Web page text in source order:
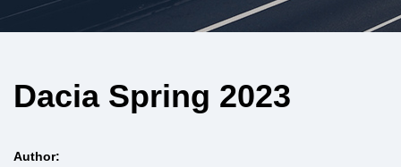
Dacia Spring 2023
Author: